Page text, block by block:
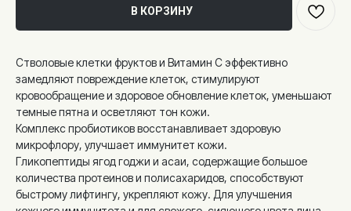
В КОРЗИНУ
Стволовые клетки фруктов и Витамин С эффективно
замедляют повреждение клеток, стимулируют
кровообращение и здоровое обновление клеток, уменьшают
темные пятна и осветляют тон кожи.
Комплекс пробиотиков восстанавливает здоровую
микрофлору, улучшает иммунитет кожи.
Гликопептиды ягод годжи и асаи, содержащие большое
количества протеинов и полисахаридов, способствуют
быстрому лифтингу, укрепляют кожу. Для улучшения